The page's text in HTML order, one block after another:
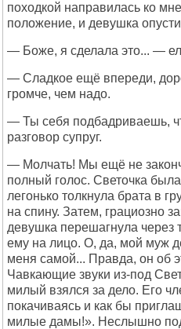
походкой направилась ко
положение, и девушка
— Боже, я сделала это... —
— Сладкое ещё впереди,
громче, чем надо.
— Ты себя подбадриваешь,
разговор супруг.
— Молчать! Мы ещё не
полный голос. Светочка
легонько толкнула брата в
на спину. Затем, грациозно
девушка перешагнула через
ему на лицо. О, да, мой муж
меня самой... Правда, он об
Чавкающие звуки из-под
милый взялся за дело. Его
покачиваясь и как бы
милые дамы!». Неслышно